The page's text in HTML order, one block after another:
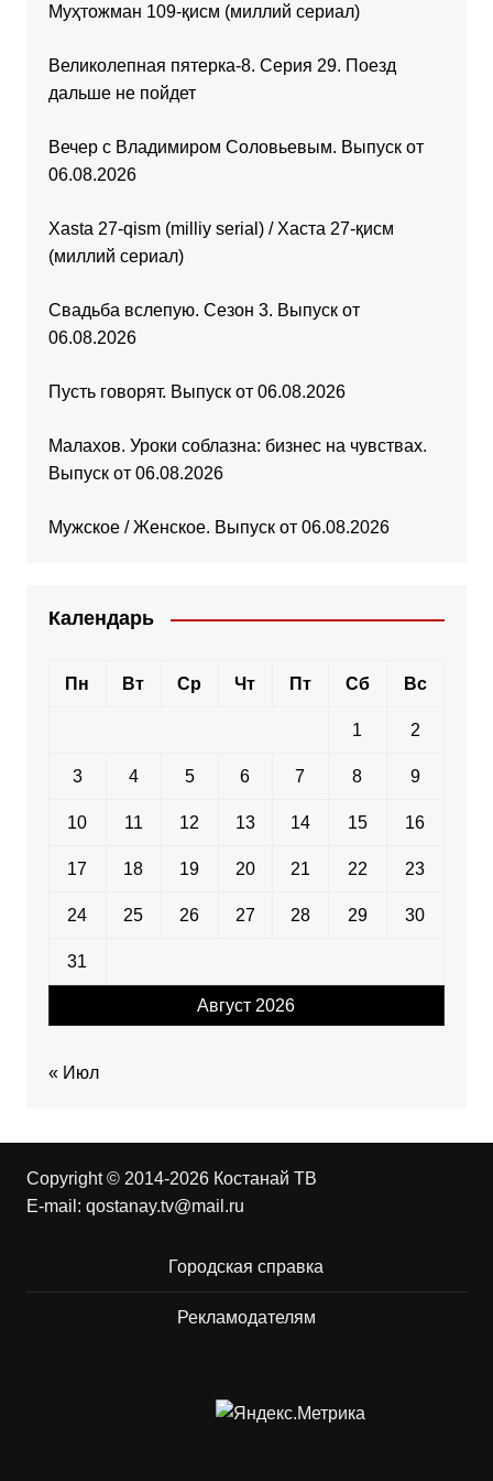
Муҳтожман 109-қисм (миллий сериал)
Великолепная пятерка-8. Серия 29. Поезд
дальше не пойдет
Вечер с Владимиром Соловьевым. Выпуск от
06.08.2026
Xasta 27-qism (milliy serial) / Хаста 27-қисм
(миллий сериал)
Свадьба вслепую. Сезон 3. Выпуск от
06.08.2026
Пусть говорят. Выпуск от 06.08.2026
Малахов. Уроки соблазна: бизнес на чувствах.
Выпуск от 06.08.2026
Мужское / Женское. Выпуск от 06.08.2026
Календарь
Август 2026
Пн Вт Ср Чт Пт Сб Вс
1 2
3 4 5 6 7 8 9
10 11 12 13 14 15 16
17 18 19 20 21 22 23
24 25 26 27 28 29 30
31
« Июл
Copyright © 2014-2026 Костанай ТВ
E-mail: qostanay.tv@mail.ru
Городская справка
Рекламодателям